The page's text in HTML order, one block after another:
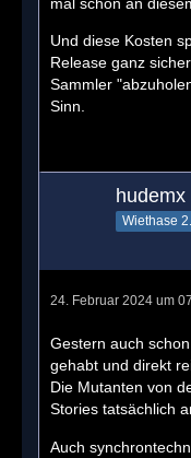
Und diese Kosten
Release ganz
Sammler
Sinn.
hudemx
Wiethase
24. Februar 2024 um
Gestern auch
gehabt und direkt
Die Mutanten von
Stories tatsächlich
Auch